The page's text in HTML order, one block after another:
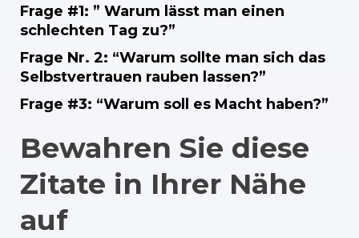
Frage #1: ” Warum lässt man einen
schlechten Tag zu?”
Frage Nr. 2: “Warum sollte man sich das
Selbstvertrauen rauben lassen?”
Frage #3: “Warum soll es Macht haben?”
Bewahren Sie diese
Zitate in Ihrer Nähe
auf